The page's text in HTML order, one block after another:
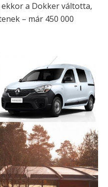
ekkor a Dokker váltotta,
– már 450 000